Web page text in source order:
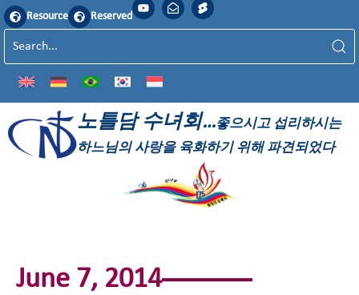
Resource Reserved
노틀담 수녀회…좋으시고 섭리하시는
하느님의 사랑을 육화하기 위해 파견되었다
June 7, 2014